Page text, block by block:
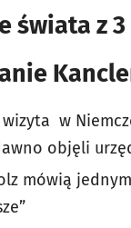
świata z
wizyta w
objęli
mówią